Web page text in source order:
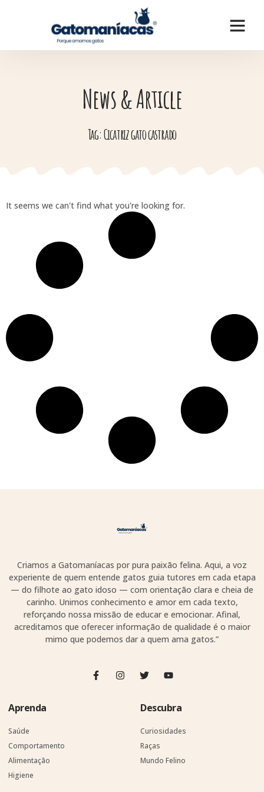
News & Article
Tag: Cicatriz gato castrado
It seems we can't find what you're looking for.
Criamos a Gatomaníacas por pura paixão felina. Aqui, a voz
experiente de quem entende gatos guia tutores em cada etapa
— do filhote ao gato idoso — com orientação clara e cheia de
carinho. Unimos conhecimento e amor em cada texto,
reforçando nossa missão de educar e emocionar. Afinal,
acreditamos que oferecer informação de qualidade é o maior
mimo que podemos dar a quem ama gatos.”
Aprenda
Saúde
Comportamento
Alimentação
Higiene
Descubra
Curiosidades
Raças
Mundo Felino